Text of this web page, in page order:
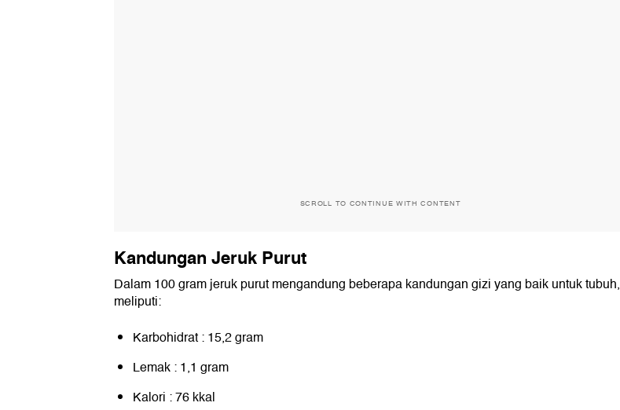
SCROLL TO CONTINUE WITH CONTENT
Kandungan Jeruk Purut
Dalam 100 gram jeruk purut mengandung beberapa kandungan gizi yang baik untuk tubuh,
meliputi:
Karbohidrat : 15,2 gram
Lemak : 1,1 gram
Kalori : 76 kkal